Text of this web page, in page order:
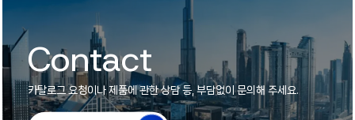
Contact
카탈로그 요청이나 제품에 관한 상담 등, 부담없이 문의해 주세요.